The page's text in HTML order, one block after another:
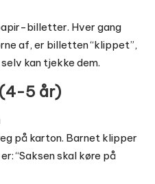
billetter. Hver gang
af, er billetten “klippet”,
kan tjekke dem.
(4-5 år)
på karton. Barnet klipper
“Saksen skal køre på